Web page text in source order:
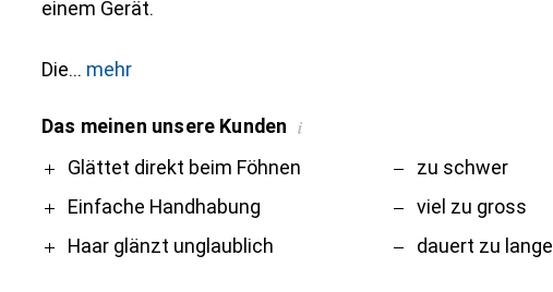
einem Gerät.
Die mehr
Das meinen unsere Kunden i
ProGlättet direkt beim Föhnen
Einfache Handhabung
Haar glänzt unglaublich
Contra
zu schwer
viel zu gross
dauert zu lange